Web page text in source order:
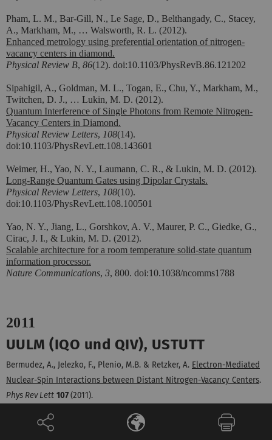
Pham, L. M., Bar-Gill, N., Le Sage, D., Belthangady, C., Stacey,
A., Markham, M., … Walsworth, R. L. (2012).
Enhanced metrology using preferential orientation of nitrogen-
vacancy centers in diamond.
Physical Review B, 86(12). doi:10.1103/PhysRevB.86.121202
Sipahigil, A., Goldman, M. L., Togan, E., Chu, Y., Markham, M.,
Twitchen, D. J., … Lukin, M. D. (2012).
Quantum Interference of Single Photons from Remote Nitrogen-
Vacancy Centers in Diamond.
Physical Review Letters, 108(14).
doi:10.1103/PhysRevLett.108.143601
Weimer, H., Yao, N. Y., Laumann, C. R., & Lukin, M. D. (2012).
Long-Range Quantum Gates using Dipolar Crystals.
Physical Review Letters, 108(10).
doi:10.1103/PhysRevLett.108.100501
Yao, N. Y., Jiang, L., Gorshkov, A. V., Maurer, P. C., Giedke, G.,
Cirac, J. I., & Lukin, M. D. (2012).
Scalable architecture for a room temperature solid-state quantum
information processor.
Nature Communications, 3, 800. doi:10.1038/ncomms1788
2011
UULM (IQO und QIV), USTUTT
Bermudez, A., Jelezko, F., Plenio, M.B. & Retzker, A. Electron-Mediated
Nuclear-Spin Interactions between Distant Nitrogen-Vacancy Centers.
Phys Rev Lett 107(2011).
Marseglia, L., et al.
Nanofabricated solid immersion lenses registered